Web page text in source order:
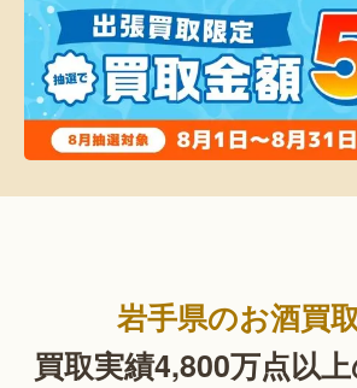
岩手県のお酒買
買取実績4,800万点以